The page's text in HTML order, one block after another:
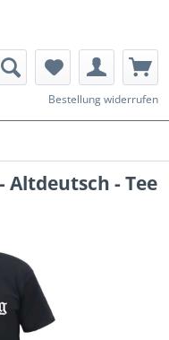
Bestellung widerrufen
Altdeutsch - Tee